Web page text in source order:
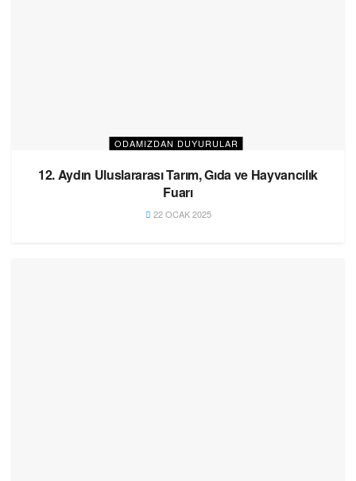
ODAMIZDAN DUYURULAR
12. Aydın Uluslararası Tarım, Gıda ve Hayvancılık
Fuarı
22 OCAK 2025